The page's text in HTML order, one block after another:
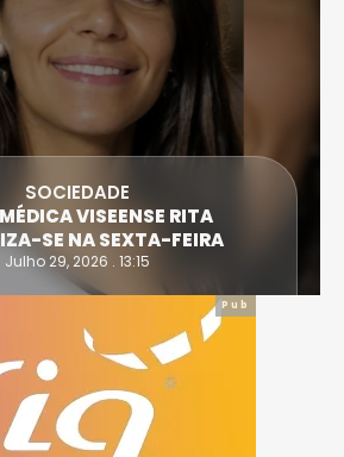
SOCIEDADE
VISEENSE RITA
SE NA SEXTA-FEIRA
Julho 29, 2026 . 13:15
Pub